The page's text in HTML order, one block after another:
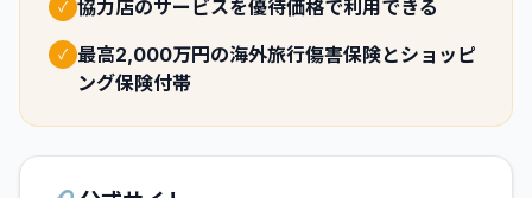
✓ 協力店のサービスを優待価格で利用できる
✓ 最高2,000万円の海外旅行傷害保険とショッピ
ング保険付帯